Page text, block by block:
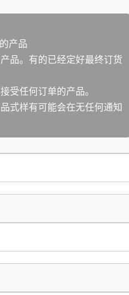
产品
品。有的已经定好最终订货
受任何订单的产品。
式样有可能会在无任何通知